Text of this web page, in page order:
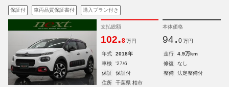
保証付 車両品質保証書付 購入プラン付き
支払総額
102.8 万円
本体価格
94. 0 万円
年式 2018年 走行
4.9万km
車検
'27/6 修復
なし
保証
保証付 整備
法定整備付
住所
千葉県 柏市